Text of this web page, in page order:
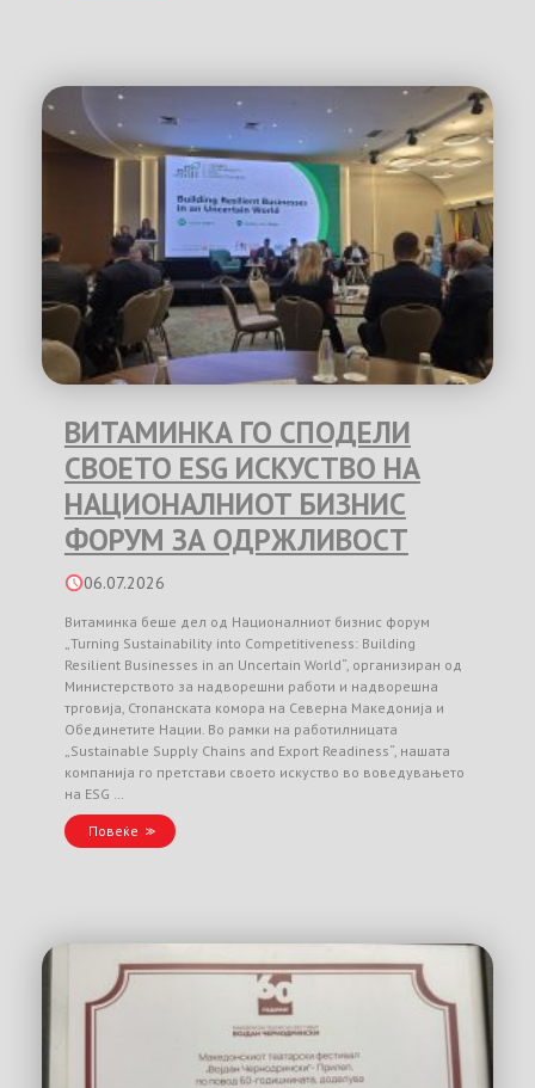
ВИТАМИНКА ГО СПОДЕЛИ
СВОЕТО ESG ИСКУСТВО НА
НАЦИОНАЛНИОТ БИЗНИС
ФОРУМ ЗА ОДРЖЛИВОСТ
06.07.2026
Витаминка беше дел од Националниот бизнис форум
„Turning Sustainability into Competitiveness: Building
Resilient Businesses in an Uncertain World“, организиран од
Министерството за надворешни работи и надворешна
трговија, Стопанската комора на Северна Македонија и
Обединетите Нации. Во рамки на работилницата
„Sustainable Supply Chains and Export Readiness“, нашата
компанија го претстави своето искуство во воведувањето
на ESG …
Повеќе